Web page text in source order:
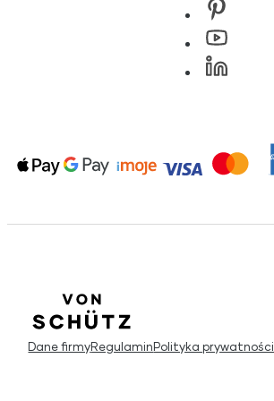
Dane firmyRegulaminPolityka prywatności